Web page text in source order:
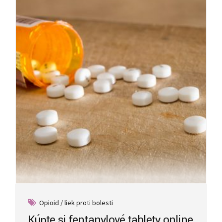
Opioid / liek proti bolesti